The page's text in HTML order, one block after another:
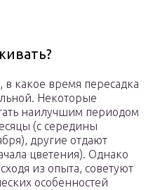
какое время пересадка
Некоторые
наилучшим периодом
(с середины
другие отдают
цветения). Однако
из опыта, советуют
особенностей